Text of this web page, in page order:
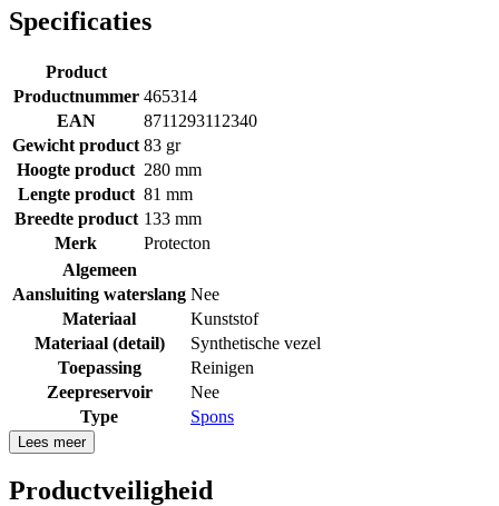
Specificaties
Product
Productnummer 465314
EAN
8711293112340
Gewicht product 83 gr
Hoogte product 280 mm
Lengte product 81 mm
Breedte product 133 mm
Merk
Protecton
Algemeen
Aansluiting waterslang Nee
Materiaal
Kunststof
Materiaal (detail)
Synthetische vezel
Toepassing
Reinigen
Zeepreservoir
Nee
Type
Spons
Lees meer
Productveiligheid